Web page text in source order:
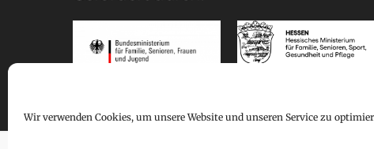
Wir verwenden Cookies, um unsere Website und unseren Service zu